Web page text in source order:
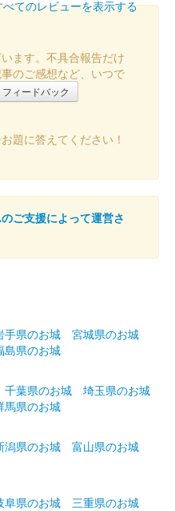
夏限定版
前橋高等学校書道部直書き版
馬戦国御城印サミット
ブースにて販売された御城
リニューアルオープン記念限
べてのレビューを表示する
ます。不具合報告だけ
のご感想など、いつで
フィードバック
題に答えてください！
ご支援によって運営さ
手県のお城
宮城県のお城
島県のお城
千葉県のお城
埼玉県のお城
馬県のお城
潟県のお城
富山県のお城
阜県のお城
三重県のお城